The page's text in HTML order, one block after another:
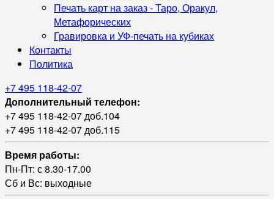
Печать карт на заказ - Таро, Оракул,
Метафорических
Гравировка и УФ‑печать на кубиках
Контакты
Политика
+7 495 118-42-07
Дополнительный телефон:
+7 495 118-42-07 доб.104
+7 495 118-42-07 доб.115
Время работы:
Пн-Пт: с 8.30-17.00
Сб и Вс: выходные